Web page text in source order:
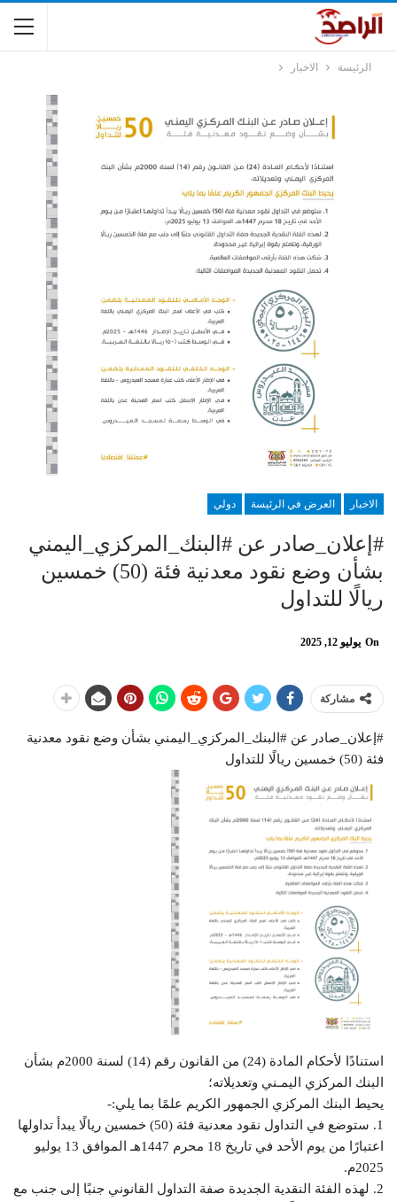
الرئيسة الاخبار
الاخبار العرض في الرئيسة دولي
#إعلان_صادر عن #البنك_المركزي_اليمني
بشأن وضع نقود معدنية فئة (50) خمسين
ريالًا للتداول
On يوليو 12, 2025
مشاركة
#إعلان_صادر عن #البنك_المركزي_اليمني بشأن وضع نقود معدنية
فئة (50) خمسين ريالًا للتداول
استنادًا لأحكام المادة (24) من القانون رقم (14) لسنة 2000م بشأن
البنك المركزي اليمـني وتعديلاته؛
يحيط البنك المركزي الجمهور الكريم علمًا بما يلي:-
1. ستوضع في التداول نقود معدنية فئة (50) خمسين ريالًا يبدأ تداولها
اعتبارًا من يوم الأحد في تاريخ 18 محرم 1447هـ الموافق 13 يوليو
2025م.
2. لهذه الفئة النقدية الجديدة صفة التداول القانوني جنبًا إلى جنب مع